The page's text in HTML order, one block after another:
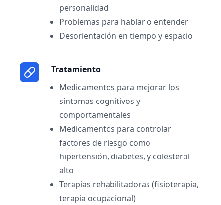
personalidad
Problemas para hablar o entender
Desorientación en tiempo y espacio
Tratamiento
Medicamentos para mejorar los
síntomas cognitivos y
comportamentales
Medicamentos para controlar
factores de riesgo como
hipertensión, diabetes, y colesterol
alto
Terapias rehabilitadoras (fisioterapia,
terapia ocupacional)